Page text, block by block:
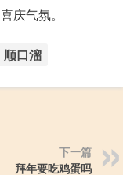
庆气氛。
顺口溜
下一篇
拜年要吃鸡蛋吗